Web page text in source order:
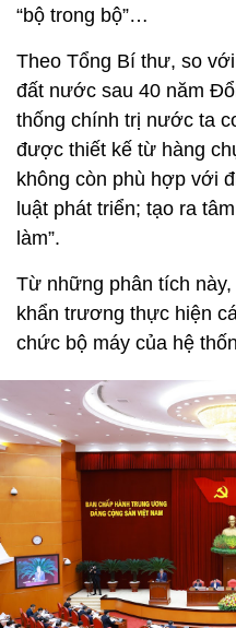
“bộ trong bộ”…
Theo Tổng Bí thư, so
đất nước sau 40 năm
thống chính trị nước ta
được thiết kế từ hàng
không còn phù hợp với
luật phát triển; tạo ra
làm”.
Từ những phân tích
khẩn trương thực hiện
chức bộ máy của hệ